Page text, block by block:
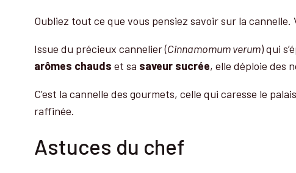
Oubliez tout ce que vous pensiez savoir sur la
Issue du précieux cannelier (Cinnamomum verum) qui
arômes chauds et sa saveur sucrée, elle déploie des
C’est la cannelle des gourmets, celle qui caresse le
raffinée.
Astuces du chef